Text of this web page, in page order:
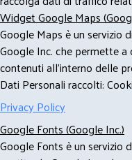
Widget Google Maps
Google Maps è un servizio
Google Inc. che permette
contenuti all'interno delle
Dati Personali raccolti:
Privacy Policy
Google Fonts (Google Inc.)
Google Fonts è un servizio